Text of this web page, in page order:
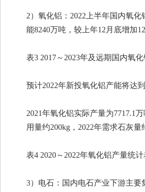
2）氧化铝：2022上半年国内氧
能8240万吨，较上年12月底增加
表3 2017～2023年及远期国内氧
预计2022年新投氧化铝产能将达
2021年氧化铝实际产量为7717.1
用量约200kg，2022年需求石灰量
表4 2020～2022年氧化铝产量统计
3）电石：国内电石产业下游主